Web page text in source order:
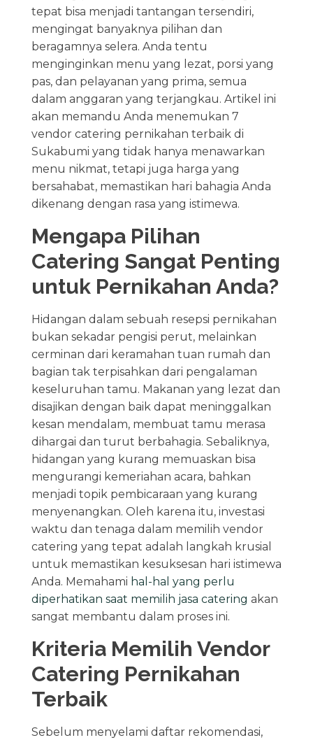
tepat bisa menjadi tantangan tersendiri,
mengingat banyaknya pilihan dan
beragamnya selera. Anda tentu
menginginkan menu yang lezat, porsi yang
pas, dan pelayanan yang prima, semua
dalam anggaran yang terjangkau. Artikel ini
akan memandu Anda menemukan 7
vendor catering pernikahan terbaik di
Sukabumi yang tidak hanya menawarkan
menu nikmat, tetapi juga harga yang
bersahabat, memastikan hari bahagia Anda
dikenang dengan rasa yang istimewa.
Mengapa Pilihan
Catering Sangat Penting
untuk Pernikahan Anda?
Hidangan dalam sebuah resepsi pernikahan
bukan sekadar pengisi perut, melainkan
cerminan dari keramahan tuan rumah dan
bagian tak terpisahkan dari pengalaman
keseluruhan tamu. Makanan yang lezat dan
disajikan dengan baik dapat meninggalkan
kesan mendalam, membuat tamu merasa
dihargai dan turut berbahagia. Sebaliknya,
hidangan yang kurang memuaskan bisa
mengurangi kemeriahan acara, bahkan
menjadi topik pembicaraan yang kurang
menyenangkan. Oleh karena itu, investasi
waktu dan tenaga dalam memilih vendor
catering yang tepat adalah langkah krusial
untuk memastikan kesuksesan hari istimewa
Anda. Memahami hal-hal yang perlu
diperhatikan saat memilih jasa catering akan
sangat membantu dalam proses ini.
Kriteria Memilih Vendor
Catering Pernikahan
Terbaik
Sebelum menyelami daftar rekomendasi,